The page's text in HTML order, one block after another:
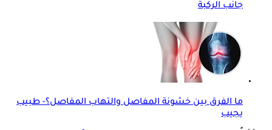
جانب الركبة
ما الفرق بين خشونة المفاصل والتهاب المفاصل؟- طبيب
يجيب